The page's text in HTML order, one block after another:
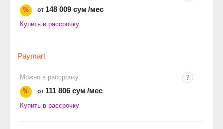
%
от 148 009 сум /мес
Купить в рассрочку
Paymart
Можно в рассрочку
%
от 111 806 сум /мес
Купить в рассрочку